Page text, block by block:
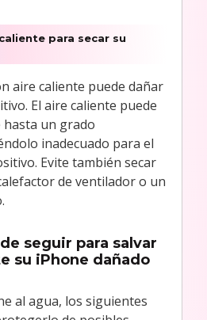
para secar su
aire caliente puede dañar
El aire caliente puede
un grado
inadecuado para el
Evite también secar
de ventilador o un
seguir para salvar
su iPhone dañado
al agua, los siguientes